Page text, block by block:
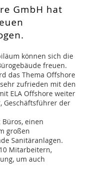
GmbH hat
können sich die
freuen.
das Thema Offshore
zufrieden mit den
ELA Offshore weiter
Geschäftsführer der
einen
großen
Sanitäranlagen.
Mitarbeitern,
um auch